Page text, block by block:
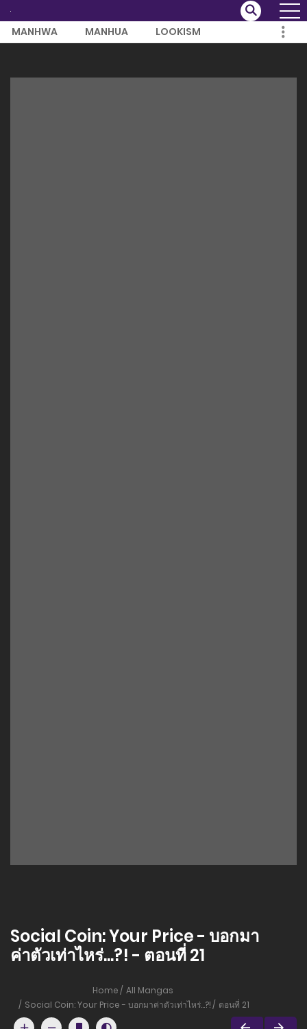
MANHWA MANHUA LOOKISM
Social Coin: Your Price - บอกมา
ค่าตัวเท่าไหร่...?! - ตอนที่ 21
Home
All Mangas
Social Coin: Your Price - บอกมาค่าตัวเท่าไหร่...?!
ตอนที่ 21